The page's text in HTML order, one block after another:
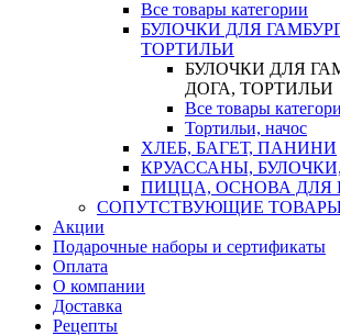
Все товары категории
БУЛОЧКИ ДЛЯ
ТОРТИЛЬИ
БУЛОЧКИ ДЛЯ
ДОГА, ТОРТИЛЬИ
Все товары
Тортильи, начос
ХЛЕБ, БАГЕТ, ПАНИНИ
КРУАССАНЫ,
ПИЦЦА, ОСНОВА
СОПУТСТВУЮЩИЕ
Акции
Подарочные наборы и сертификаты
Оплата
О компании
Доставка
Рецепты